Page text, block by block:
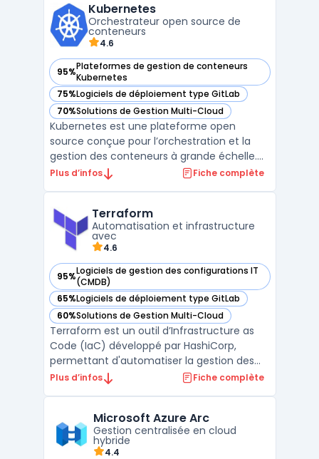
géré, déployé directement dans les centres
de donn ...
Kubernetes
Orchestrateur open source de
conteneurs
4.6
95%Plateformes de gestion de conteneurs
Kubernetes
— voir Kubernetes dans cette catégorie
75%Logiciels de déploiement type GitLab
— voir Kubernetes dans cette catégorie
70%Solutions de Gestion Multi-Cloud
— voir Kubernetes dans cette catégorie
Kubernetes est une plateforme open
source conçue pour l’orchestration et la
gestion des conteneurs à grande échelle.
Elle permet de déployer, gérer, mettre à
cloud ou sur des infrastructures on-
premise. Grâce à son archi ...
Plus d’infos Fiche complète
Terraform
Automatisation et infrastructure
avec
4.6
95%Logiciels de gestion des configurations IT
(CMDB)
— voir Terraform dans cette catégorie
65%Logiciels de déploiement type GitLab
— voir Terraform dans cette catégorie
60%Solutions de Gestion Multi-Cloud
— voir Terraform dans cette catégorie
Terraform est un outil d’Infrastructure as
Code (IaC) développé par HashiCorp,
permettant d'automatiser la gestion des
infrastructures informatiques. Grâce à une
infrastructure, et l'orchestration cloud à
grande échelle.Compatible av ...
Plus d’infos Fiche complète
Microsoft Azure Arc
Gestion centralisée en cloud
hybride
4.4